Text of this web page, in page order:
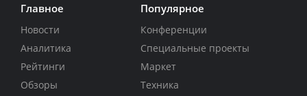
Главное
Новости
Аналитика
Рейтинги
Обзоры
Популярное
Конференции
Специальные проекты
Маркет
Техника